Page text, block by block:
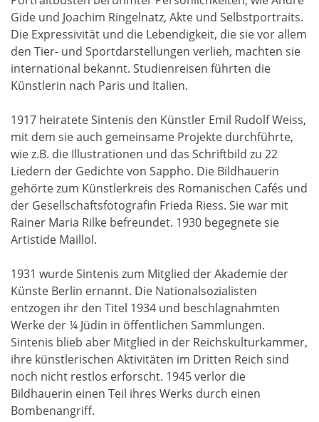
Gide und Joachim Ringelnatz, Akte und Selbstportraits.
Die Expressivität und die Lebendigkeit, die sie vor allem
den Tier- und Sportdarstellungen verlieh, machten sie
international bekannt. Studienreisen führten die
Künstlerin nach Paris und Italien.
1917 heiratete Sintenis den Künstler Emil Rudolf Weiss,
mit dem sie auch gemeinsame Projekte durchführte,
wie z.B. die Illustrationen und das Schriftbild zu 22
Liedern der Gedichte von Sappho. Die Bildhauerin
gehörte zum Künstlerkreis des Romanischen Cafés und
der Gesellschaftsfotografin Frieda Riess. Sie war mit
Rainer Maria Rilke befreundet. 1930 begegnete sie
Artistide Maillol.
1931 wurde Sintenis zum Mitglied der Akademie der
Künste Berlin ernannt. Die Nationalsozialisten
entzogen ihr den Titel 1934 und beschlagnahmten
Werke der ¼ Jüdin in öffentlichen Sammlungen.
Sintenis blieb aber Mitglied in der Reichskulturkammer,
ihre künstlerischen Aktivitäten im Dritten Reich sind
noch nicht restlos erforscht. 1945 verlor die
Bildhauerin einen Teil ihres Werks durch einen
Bombenangriff.